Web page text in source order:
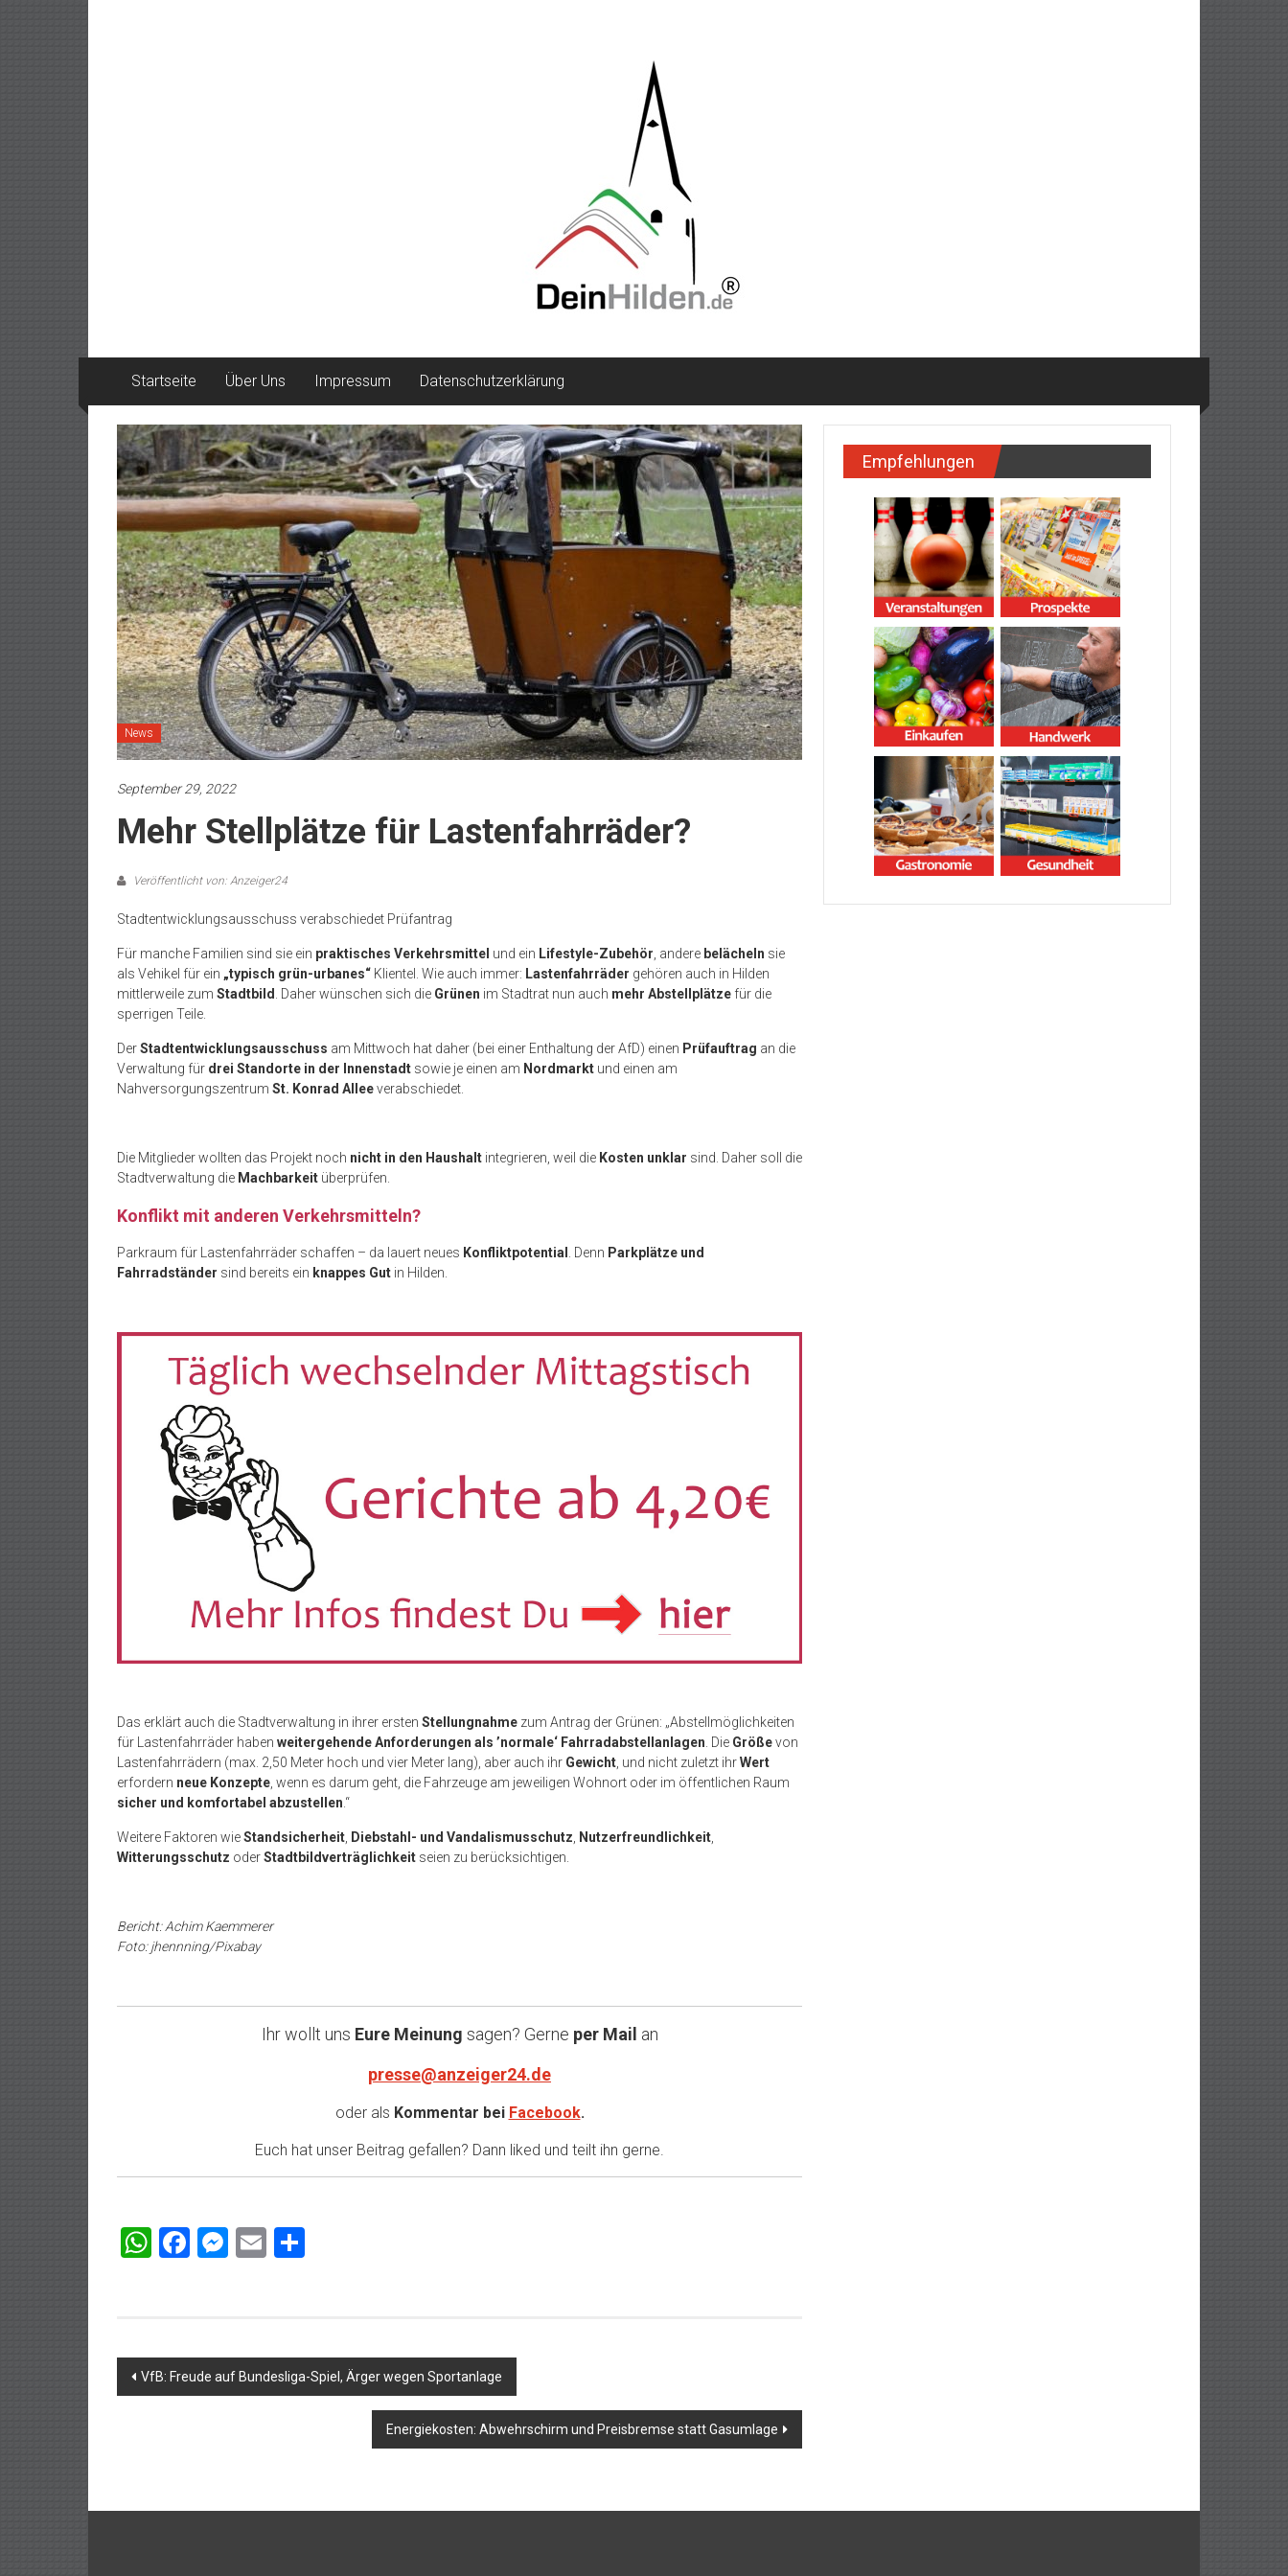
Startseite Über Uns Impressum Datenschutzerklärung
News
September 29, 2022
Mehr Stellplätze für Lastenfahrräder?
Veröffentlicht von: Anzeiger24
Stadtentwicklungsausschuss verabschiedet Prüfantrag
Für manche Familien sind sie ein praktisches Verkehrsmittel und ein Lifestyle-Zubehör , andere belächeln sie
als Vehikel für ein „typisch grün-urbanes“ Klientel. Wie auch immer: Lastenfahrräder gehören auch in Hilden
mittlerweile zum Stadtbild . Daher wünschen sich die Grünen im Stadtrat nun auch mehr Abstellplätze für die
sperrigen Teile.
DerStadtentwicklungsausschuss am Mittwoch hat daher (bei einer Enthaltung der AfD) einen Prüfauftrag an die
Verwaltung für drei Standorte in der Innenstadt sowie je einen am Nordmarkt und einen am
Nahversorgungszentrum St. Konrad Alleeverabschiedet.
Die Mitglieder wollten das Projekt noch nicht in den Haushalt integrieren, weil die Kosten unklar sind. Daher soll die
Stadtverwaltung die Machbarkeit überprüfen.
Konflikt mit anderen Verkehrsmitteln?
Parkraum für Lastenfahrräder schaffen – da lauert neues Konfliktpotential . Denn Parkplätze und
Fahrradständer sind bereits ein knappes Gut in Hilden.
Das erklärt auch die Stadtverwaltung in ihrer ersten Stellungnahme zum Antrag der Grünen: „Abstellmöglichkeiten
für Lastenfahrräder haben weitergehende Anforderungen als ’normale‘ Fahrradabstellanlagen . Die Größevon
Lastenfahrrädern (max. 2,50 Meter hoch und vier Meter lang), aber auch ihr Gewicht , und nicht zuletzt ihrWert
erfordern neue Konzepte , wenn es darum geht, die Fahrzeuge am jeweiligen Wohnort oder im öffentlichen Raum
sicher und komfortabel abzustellen .“
Weitere Faktoren wieStandsicherheit Diebstahl- und Vandalismusschutz Nutzerfreundlichkeit
Witterungsschutz oderStadtbildverträglichkeit seien zu berücksichtigen.
Bericht: Achim Kaemmerer
Foto: jhennning/Pixabay
Ihr wollt uns Eure Meinung sagen? Gerne per Mail an
presse@anzeiger24.de
oder als Kommentar bei Facebook.
Euch hat unser Beitrag gefallen? Dann liked und teilt ihn gerne.
WhatsApp
Facebook
Messenger
Email
Beitragsnavigation
VfB: Freude auf Bundesliga-Spiel, Ärger wegen Sportanlage
Energiekosten: Abwehrschirm und Preisbremse statt Gasumlage
Empfehlungen